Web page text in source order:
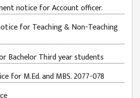
notice for Account officer.
for Teaching & Non-Teaching
Bachelor Third year students
for M.Ed. and MBS. 2077-078